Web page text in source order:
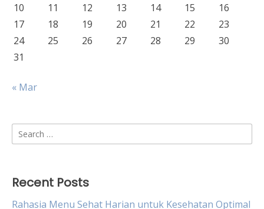
10
11 12 13 14 15
16
17
18 19 20 21 22
23
24
25 26 27 28 29
30
31
« Mar
Search
for:
Recent Posts
Rahasia Menu Sehat Harian untuk Kesehatan Optimal